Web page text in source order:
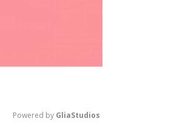
Powered by GliaStudios